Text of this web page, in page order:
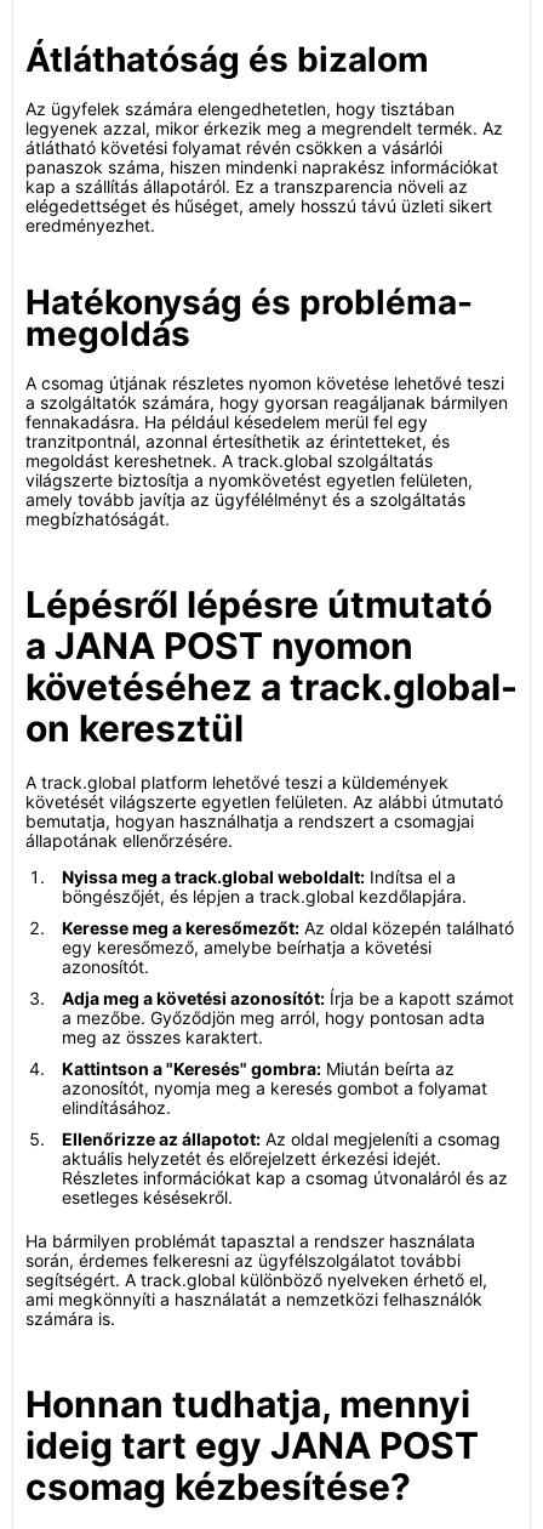
Átláthatóság és bizalom
Az ügyfelek számára elengedhetetlen, hogy tisztában
legyenek azzal, mikor érkezik meg a megrendelt termék. Az
átlátható követési folyamat révén csökken a vásárlói
panaszok száma, hiszen mindenki naprakész információkat
kap a szállítás állapotáról. Ez a transzparencia növeli az
elégedettséget és hűséget, amely hosszú távú üzleti sikert
eredményezhet.
Hatékonyság és probléma-
megoldás
A csomag útjának részletes nyomon követése lehetővé teszi
a szolgáltatók számára, hogy gyorsan reagáljanak bármilyen
fennakadásra. Ha például késedelem merül fel egy
tranzitpontnál, azonnal értesíthetik az érintetteket, és
megoldást kereshetnek. A track.global szolgáltatás
világszerte biztosítja a nyomkövetést egyetlen felületen,
amely tovább javítja az ügyfélélményt és a szolgáltatás
megbízhatóságát.
Lépésről lépésre útmutató
a JANA POST nyomon
követéséhez a track.global-
on keresztül
A track.global platform lehetővé teszi a küldemények
követését világszerte egyetlen felületen. Az alábbi útmutató
bemutatja, hogyan használhatja a rendszert a csomagjai
állapotának ellenőrzésére.
Nyissa meg a track.global weboldalt: Indítsa el a
böngészőjét, és lépjen a track.global kezdőlapjára.
Keresse meg a keresőmezőt: Az oldal közepén található
egy keresőmező, amelybe beírhatja a követési
azonosítót.
Adja meg a követési azonosítót: Írja be a kapott számot
a mezőbe. Győződjön meg arról, hogy pontosan adta
meg az összes karaktert.
Kattintson a "Keresés" gombra: Miután beírta az
azonosítót, nyomja meg a keresés gombot a folyamat
elindításához.
Ellenőrizze az állapotot: Az oldal megjeleníti a csomag
aktuális helyzetét és előrejelzett érkezési idejét.
Részletes információkat kap a csomag útvonaláról és az
esetleges késésekről.
Ha bármilyen problémát tapasztal a rendszer használata
során, érdemes felkeresni az ügyfélszolgálatot további
segítségért. A track.global különböző nyelveken érhető el,
ami megkönnyíti a használatát a nemzetközi felhasználók
számára is.
Honnan tudhatja, mennyi
ideig tart egy JANA POST
csomag kézbesítése?